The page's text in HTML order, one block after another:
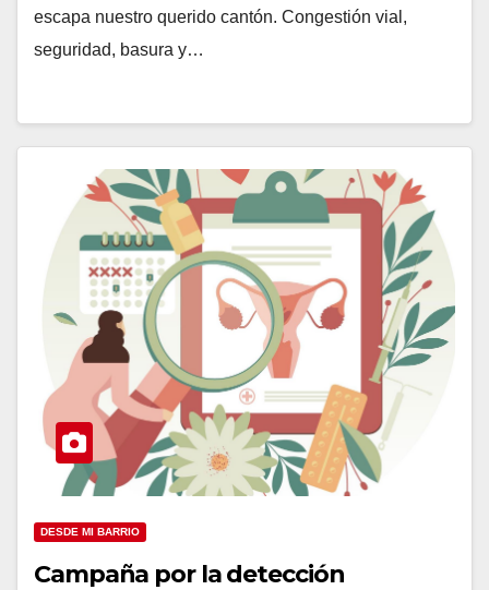
escapa nuestro querido cantón. Congestión vial,
seguridad, basura y…
DESDE MI BARRIO
Campaña por la detección